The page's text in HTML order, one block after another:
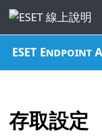
ESET Endpoint
存取設定